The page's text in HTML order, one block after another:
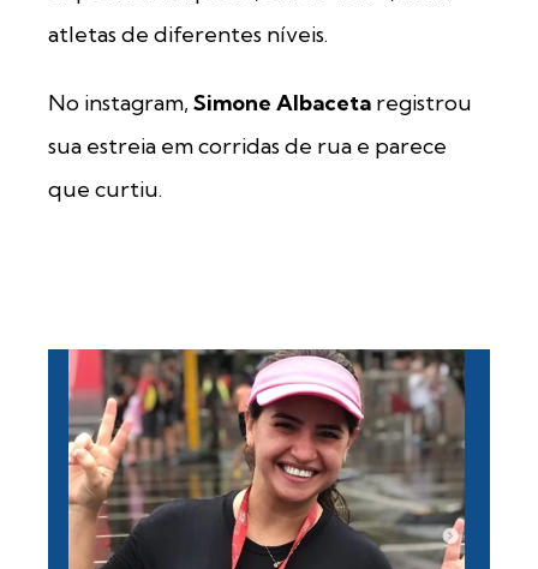
atletas de diferentes níveis.
No instagram, Simone Albaceta registrou
sua estreia em corridas de rua e parece
que curtiu.